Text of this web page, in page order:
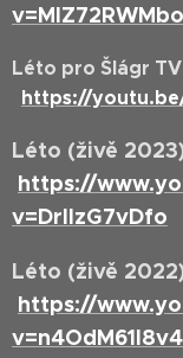
Léto pro Šlágr
https://
Léto (živě
https://
v=DrlIzG7vDfo
Léto (živě
https://
v=n4OdM61I8v4